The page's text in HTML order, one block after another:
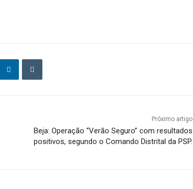
Próximo artigo
Beja: Operação “Verão Seguro” com resultados
positivos, segundo o Comando Distrital da PSP.